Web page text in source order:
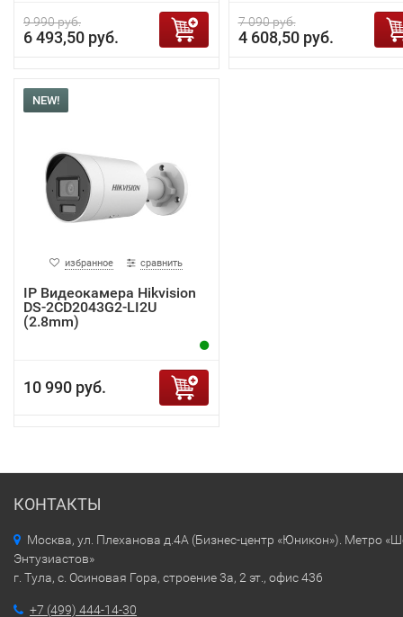
9 990 руб.
6 493,50 руб.
7 090 руб.
4 608,50 руб.
NEW!
избранное сравнить
IP Видеокамера Hikvision
DS-2CD2043G2-LI2U
(2.8mm)
10 990 руб.
КОНТАКТЫ
Москва, ул. Плеханова д.4А (Бизнес-центр «Юникон»). Метро
Энтузиастов»
г. Тула, с. Осиновая Гора, строение 3а, 2 эт., офис 436
+7 (499) 444-14-30